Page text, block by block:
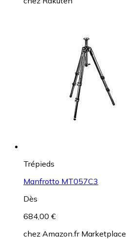
Trépieds
Manfrotto MT057C3
Dès
684,00 €
chez Amazon.fr Marketplace